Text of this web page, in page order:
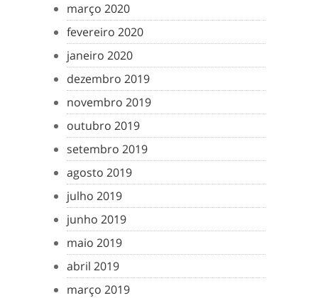
março 2020
fevereiro 2020
janeiro 2020
dezembro 2019
novembro 2019
outubro 2019
setembro 2019
agosto 2019
julho 2019
junho 2019
maio 2019
abril 2019
março 2019